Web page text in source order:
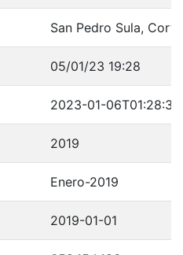
San Pedro Sula,
05/01/23 19:28
2023-01-
2019
Enero-2019
2019-01-01